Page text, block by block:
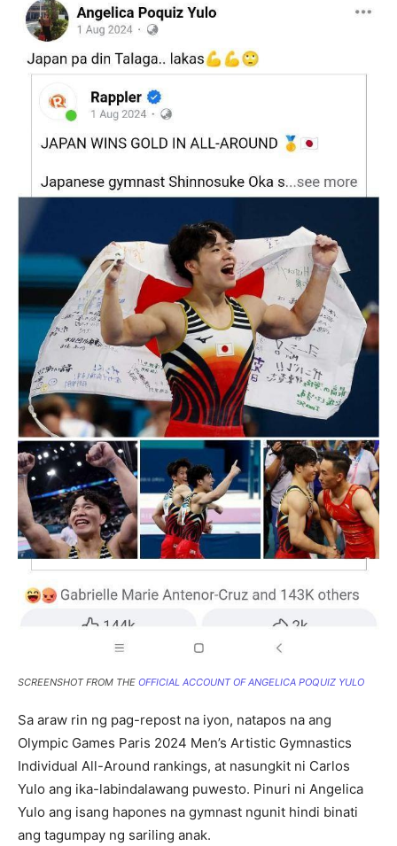
SCREENSHOT FROM THE OFFICIAL ACCOUNT OF ANGELICA POQUIZ YULO
Sa araw rin ng pag-repost na iyon, natapos na ang
Olympic Games Paris 2024 Men’s Artistic Gymnastics
Individual All-Around rankings, at nasungkit ni Carlos
Yulo ang ika-labindalawang puwesto. Pinuri ni Angelica
Yulo ang isang hapones na gymnast ngunit hindi binati
ang tagumpay ng sariling anak.